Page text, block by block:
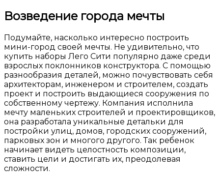
Возведение города мечты
Подумайте, насколько интересно построить
мини-город своей мечты. Не удивительно, что
купить наборы Лего Сити популярно даже среди
взрослых поклонников конструктора. С помощью
разнообразия деталей, можно почувствовать себя
архитекторам, инженером и строителем, создать
проект и построить выдающиеся сооружения по
собственному чертежу. Компания исполнила
мечту маленьких строителей и проектировщиков,
она разработала уникальные детальки для
постройки улиц, домов, городских сооружений,
парковых зон и многого другого. Так ребенок
начинает видеть целостность композиции,
ставить цели и достигать их, преодолевая
сложности.